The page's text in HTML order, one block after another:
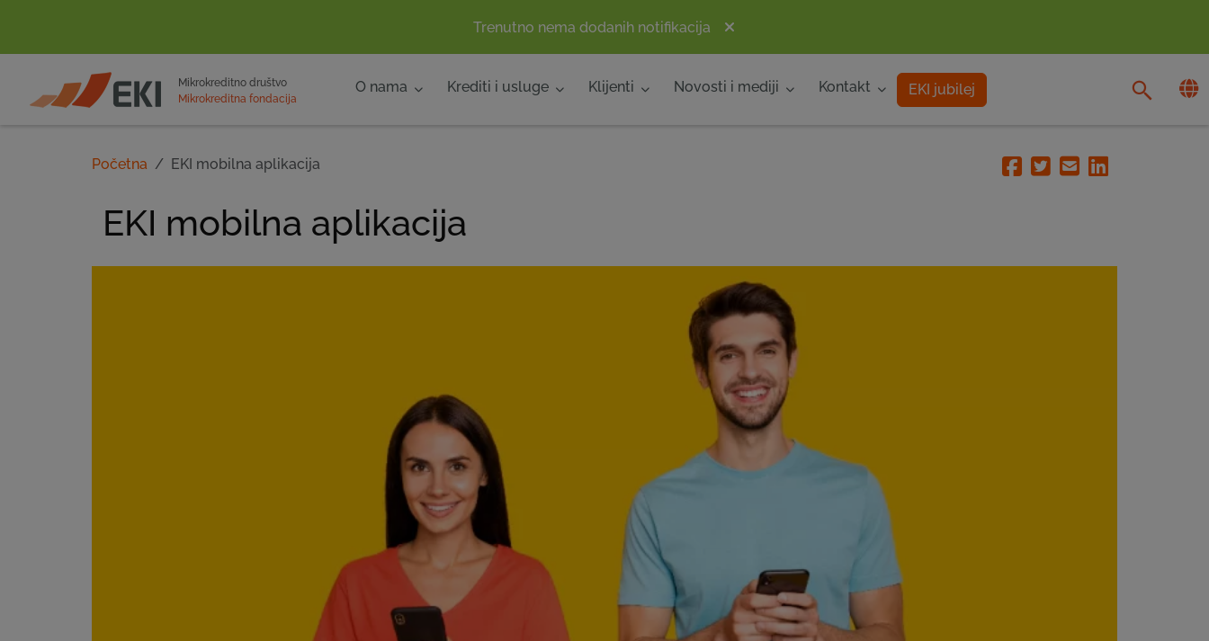
Trenutno nema dodanih notifikacija
POČETNA
Mikrokreditno društvo
Mikrokreditna fondacija
O nama Krediti i usluge Klijenti Novosti i mediji Kontakt EKI jubilej
Početna EKI mobilna aplikacija Facebook
TwitterEmailLinkedin
EKI mobilna aplikacija